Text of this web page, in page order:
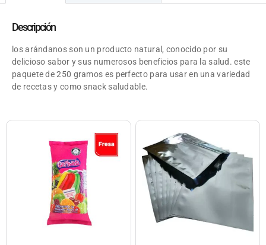
Descripción
los arándanos son un producto natural, conocido por su
delicioso sabor y sus numerosos beneficios para la salud. este
paquete de 250 gramos es perfecto para usar en una variedad
de recetas y como snack saludable.